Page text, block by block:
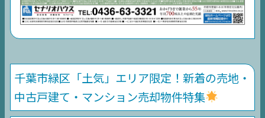
千葉市緑区「土気」エリア限定！新着の売地・
中古戸建て・マンション売却物件特集